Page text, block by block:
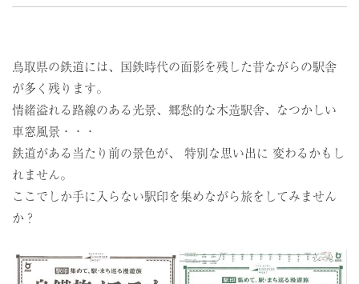
鳥取県の鉄道には、国鉄時代の面影を残した昔ながらの駅舎
が多く残ります。
情緒溢れる路線のある光景、郷愁的な木造駅舎、なつかしい
車窓風景・・・
鉄道がある当たり前の景色が、 特別な思い出に 変わるかもし
れません。
ここでしか手に入らない駅印を集めながら旅をしてみません
か？